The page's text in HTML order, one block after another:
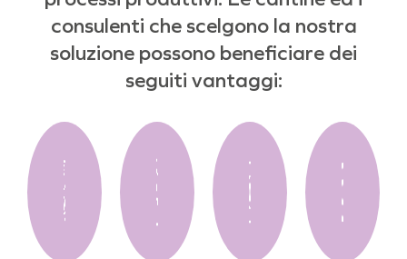
consulenti che scelgono la nostra
soluzione possono beneficiare dei
seguiti vantaggi: